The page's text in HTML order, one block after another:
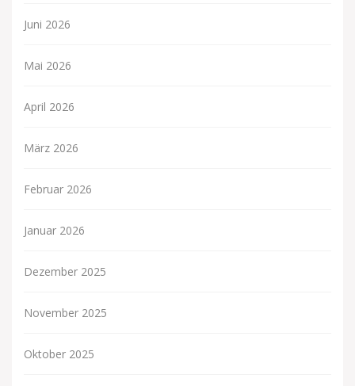
Juni 2026
Mai 2026
April 2026
März 2026
Februar 2026
Januar 2026
Dezember 2025
November 2025
Oktober 2025